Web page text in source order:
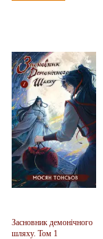
Засновник демонічного
шляху. Том 1